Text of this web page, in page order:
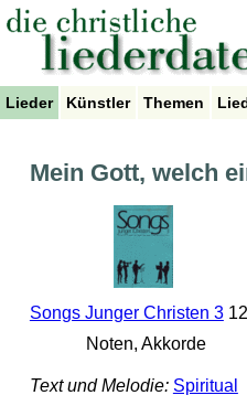
Lieder Künstler Themen
Mein Gott, welch
Songs Junger Christen 3
Noten, Akkorde
Text und Melodie: Spiritual